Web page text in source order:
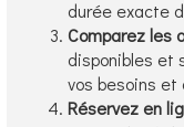
durée exacte
Comparez les
disponibles et
vos besoins et
Réservez en